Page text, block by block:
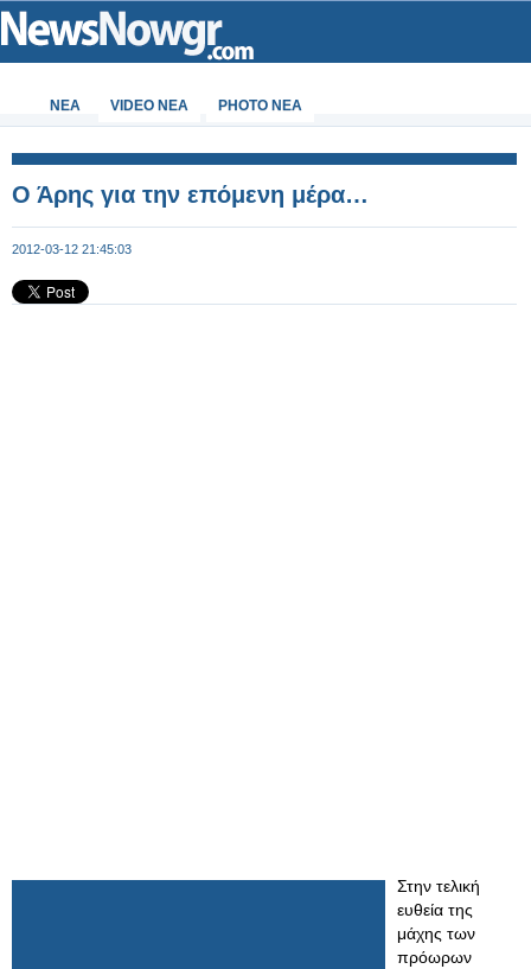
ΝΕΑ VIDEO NEA PHOTO NEA
Ο Άρης για την επόμενη μέρα…
2012-03-12 21:45:03
Στην τελική
ευθεία της
μάχης των
πρόωρων